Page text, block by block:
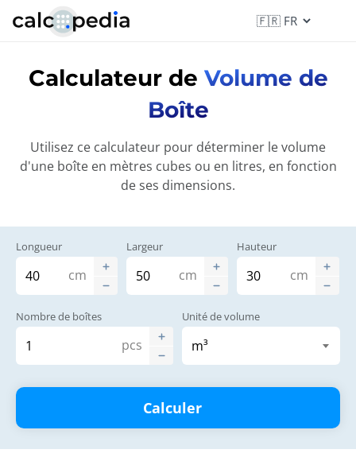
Calculateur de Volume de
Boîte
Utilisez ce calculateur pour déterminer le volume
d'une boîte en mètres cubes ou en litres, en fonction
de ses dimensions.
Longueur
cm
Largeur
cm
Hauteur
cm
Nombre de boîtes
pcs
Unité de volume
Calculer